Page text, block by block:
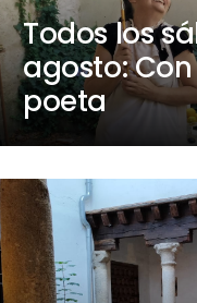
Todos los
agosto:
poeta